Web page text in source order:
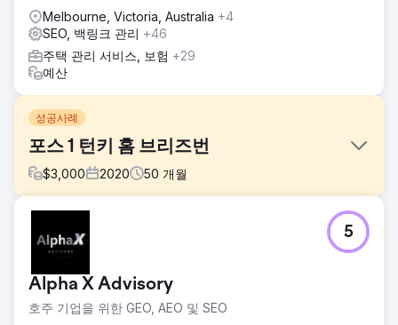
Melbourne, Victoria, Australia +4
SEO, 백링크 관리 +46
주택 관리 서비스, 보험 +29
예산
성공사례
포스 1 턴키 홈 브리즈번
$3,000 2020 50 개월
고객은 자사의 서비스 품질을 반영하는 파트너십을 찾고자
EDGE를 찾았습니다. "와우"라는 감탄을 자아낼 만한 요소가
은 자신들을 위해 최선을 다해 줄 업체가 필요했습니다. 과거
데이터와 계정에 접근할 수 없었던 고객은 EDGE의 업계 전문
성을 활용해야 했습니다. EDGE의 목표는 성과를 달성하는 데
Alpha X Advisory
호주 기업을 위한 GEO, AEO 및 SEO
5